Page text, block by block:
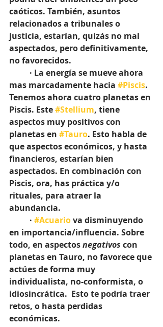
caóticos. También, asuntos
relacionados a tribunales o
justicia, estarían, quizás no mal
aspectados, pero definitivamente,
no favorecidos.
mas marcadamente hacia #Piscis.
Tenemos ahora cuatro planetas en
Piscis. Este #Stellium, tiene
aspectos muy positivos con
planetas en #Tauro. Esto habla de
que aspectos económicos, y hasta
financieros, estarían bien
aspectados. En combinación con
Piscis, ora, has práctica y/o
rituales, para atraer la
abundancia.
	·
#Acuario va disminuyendo
en importancia/influencia. Sobre
todo, en aspectos negativos con
planetas en Tauro, no favorece que
actúes de forma muy
individualista, no-conformista, o
idiosincrática.  Esto te podría traer
retos, o hasta perdidas
económicas.